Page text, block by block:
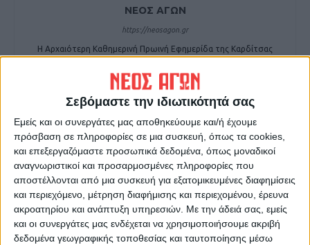
Σεβόμαστε την ιδιωτικότητά σας
Εμείς και οι συνεργάτες μας αποθηκεύουμε και/ή έχουμε
πρόσβαση σε πληροφορίες σε μια συσκευή, όπως τα cookies,
και επεξεργαζόμαστε προσωπικά δεδομένα, όπως μοναδικοί
αναγνωριστικοί και προσαρμοσμένες πληροφορίες που
αποστέλλονται από μια συσκευή για εξατομικευμένες διαφημίσεις
και περιεχόμενο, μέτρηση διαφήμισης και περιεχομένου, έρευνα
ακροατηρίου και ανάπτυξη υπηρεσιών. Με την άδειά σας, εμείς
και οι συνεργάτες μας ενδέχεται να χρησιμοποιήσουμε ακριβή
δεδομένα γεωγραφικής τοποθεσίας και ταυτοποίησης μέσω
ΝΕΟΣ ΑΓΩΝ
https://neosagon.gr
Η Αρχαιότερη Καθημερινή Πρωινή Εφημερίδα της Καρδίτσας
ΠΑΡΟΜΟΙΑ ΑΡΘΡΑ